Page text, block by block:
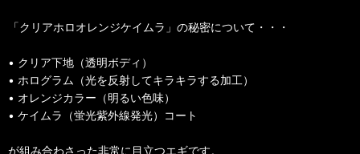
「クリアホロオレンジケイムラ」の秘密について・・・
• クリア下地（透明ボディ）
• ホログラム（光を反射してキラキラする加工）
• オレンジカラー（明るい色味）
• ケイムラ（蛍光紫外線発光）コート
が組み合わさった非常に目立つエギです。